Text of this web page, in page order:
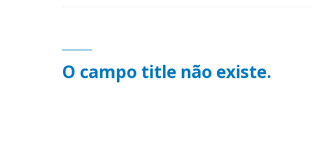
O campo title não existe.